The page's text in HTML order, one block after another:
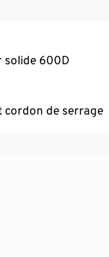
solide 600D
cordon de serrage